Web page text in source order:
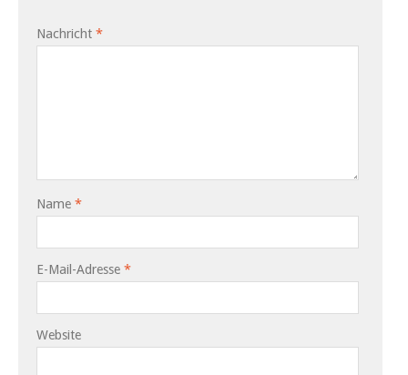
Nachricht *
Name *
E-Mail-Adresse *
Website